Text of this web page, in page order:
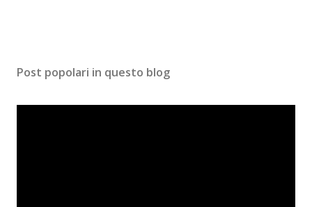
Post popolari in questo blog